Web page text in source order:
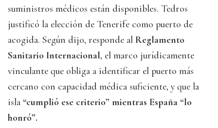
suministros médicos están disponibles. Tedros
justificó la elección de Tenerife como puerto de
acogida. Según dijo, responde al Reglamento
Sanitario Internacional, el marco jurídicamente
vinculante que obliga a identificar el puerto más
cercano con capacidad médica suficiente, y que la
isla “cumplió ese criterio” mientras España “lo
honró”.